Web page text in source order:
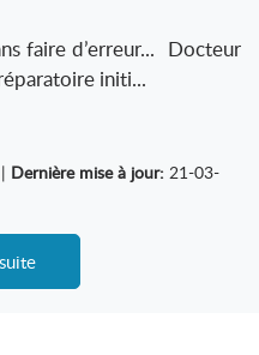
faire d’erreur... Docteur
initi...
Dernière mise à jour: 21-03-